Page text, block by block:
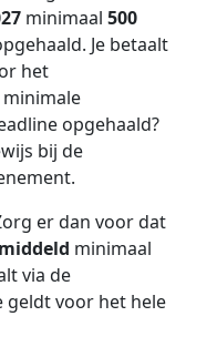
minimaal 500
Je betaalt
het
opgehaald?
bij de
er dan voor dat
minimaal
via de
geldt voor het hele